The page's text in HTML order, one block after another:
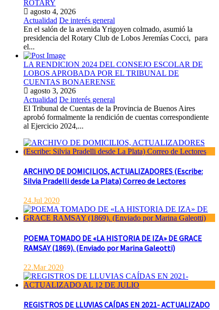
ROTARY
agosto 4, 2026
Actualidad De interés general
En el salón de la avenida Yrigoyen colmado, asumió la
presidencia del Rotary Club de Lobos Jeremías Cocci, para
el...
LA RENDICION 2024 DEL CONSEJO ESCOLAR DE
LOBOS APROBADA POR EL TRIBUNAL DE
CUENTAS BONAERENSE
agosto 3, 2026
Actualidad De interés general
El Tribunal de Cuentas de la Provincia de Buenos Aires
aprobó formalmente la rendición de cuentas correspondiente
al Ejercicio 2024,...
ARCHIVO DE DOMICILIOS, ACTUALIZADORES (Escribe:
Silvia Pradelli desde La Plata) Correo de Lectores
24.Jul 2020
POEMA TOMADO DE «LA HISTORIA DE IZA» DE GRACE
RAMSAY (1869). (Enviado por Marina Galeotti)
22.Mar 2020
REGISTROS DE LLUVIAS CAÍDAS EN 2021- ACTUALIZADO